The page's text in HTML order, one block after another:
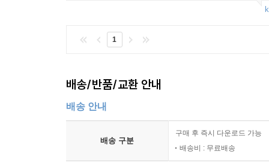
1
배송/반품/교환 안내
배송 안내
배송 구분
구매 후 즉시 다운로드 가능
배송비 : 무료배송